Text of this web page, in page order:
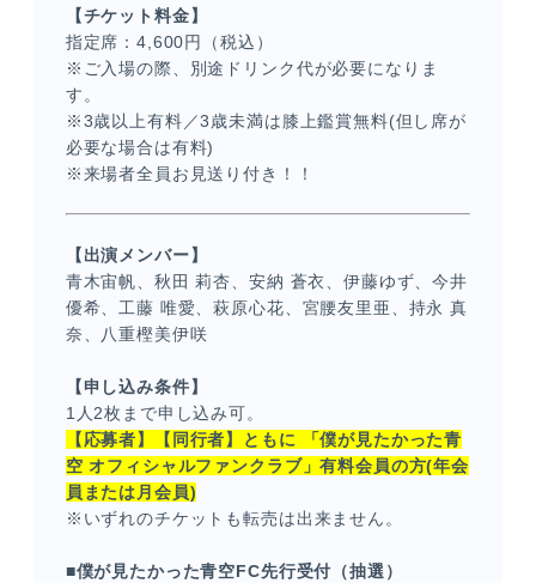
【チケット料金】
指定席：4,600円（税込）
※ご入場の際、別途ドリンク代が必要になりま
す。
※3歳以上有料／3歳未満は膝上鑑賞無料(但し席が
必要な場合は有料)
※来場者全員お見送り付き！！
【出演メンバー】
青木宙帆、秋田 莉杏、安納 蒼衣、伊藤ゆず、今井
優希、工藤 唯愛、萩原心花、宮腰友里亜、持永 真
奈、八重樫美伊咲
【申し込み条件】
1人2枚まで申し込み可。
【応募者】【同行者】ともに 「僕が見たかった青
空 オフィシャルファンクラブ」有料会員の方(年会
員または月会員)
※いずれのチケットも転売は出来ません。
■僕が見たかった青空FC先行受付（抽選）